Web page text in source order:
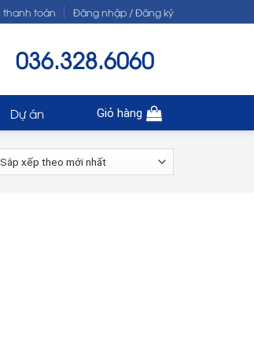
thanh toán Đăng nhập / Đăng ký
036.328.6060
Dự án Giỏ hàng